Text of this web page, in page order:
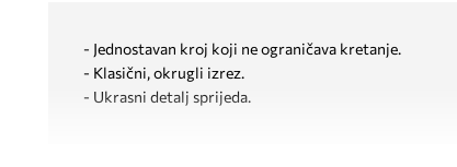
- Jednostavan kroj koji ne ograničava kretanje.
- Klasični, okrugli izrez.
- Ukrasni detalj sprijeda.